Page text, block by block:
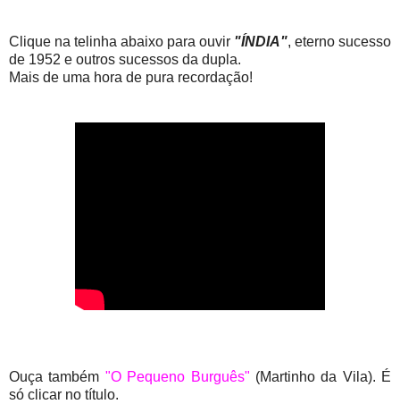
Clique na telinha abaixo para ouvir "ÍNDIA", eterno sucesso
de 1952 e outros sucessos da dupla.
Mais de uma hora de pura recordação!
Ouça também "O Pequeno Burguês" (Martinho da Vila). É
só clicar no título.